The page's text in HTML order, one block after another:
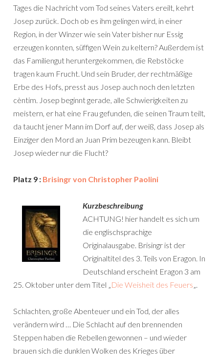
Tages die Nachricht vom Tod seines Vaters ereilt, kehrt
Josep zurück. Doch ob es ihm gelingen wird, in einer
Region, in der Winzer wie sein Vater bisher nur Essig
erzeugen konnten, süffigen Wein zu keltern? Außerdem ist
das Familiengut heruntergekommen, die Rebstöcke
tragen kaum Frucht. Und sein Bruder, der rechtmäßige
Erbe des Hofs, presst aus Josep auch noch den letzten
cèntim. Josep beginnt gerade, alle Schwierigkeiten zu
meistern, er hat eine Frau gefunden, die seinen Traum teilt,
da taucht jener Mann im Dorf auf, der weiß, dass Josep als
Einziger den Mord an Juan Prim bezeugen kann. Bleibt
Josep wieder nur die Flucht?
Platz 9 : Brisingr von Christopher Paolini
Kurzbeschreibung
ACHTUNG! hier handelt es sich um
die englischsprachige
Originalausgabe. Brisingr ist der
Originaltitel des 3. Teils von Eragon. In
Deutschland erscheint Eragon 3 am
25. Oktober unter dem Titel „Die Weisheit des Feuers„.
Schlachten, große Abenteuer und ein Tod, der alles
verändern wird … Die Schlacht auf den brennenden
Steppen haben die Rebellen gewonnen – und wieder
brauen sich die dunklen Wolken des Krieges über